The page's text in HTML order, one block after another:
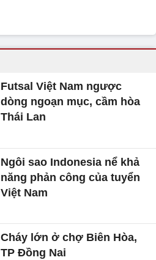
Futsal Việt Nam ngược
dòng ngoạn mục, cầm hòa
Thái Lan
Ngôi sao Indonesia nể khả
năng phản công của tuyển
Việt Nam
Cháy lớn ở chợ Biên Hòa,
TP Đồng Nai